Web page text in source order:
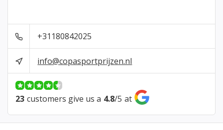
+31180842025
info@copasportprijzen.nl
23 customers give us a 4.8/5 at